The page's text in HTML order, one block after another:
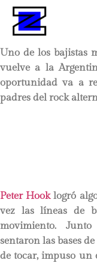
Uno de los bajistas
vuelve a la
oportunidad va a
padres del rock
Peter Hooklogró
vez las líneas de
movimiento.
sentaron las bases
de tocar, impuso un